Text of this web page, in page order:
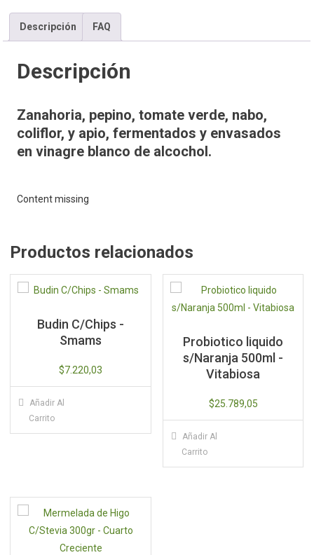
cantidad
Descripción FAQ
Descripción
Zanahoria, pepino, tomate verde, nabo,
coliflor, y apio, fermentados y envasados
en vinagre blanco de alcochol.
Content missing
Productos relacionados
Budin C/Chips -
Smams
$7.220,03
Añadir Al
Carrito
Probiotico liquido
s/Naranja 500ml -
Vitabiosa
$25.789,05
Añadir Al
Carrito